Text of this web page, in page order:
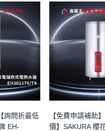
詢問折最低
EH-
【免費申請補助
價】SAKURA 櫻